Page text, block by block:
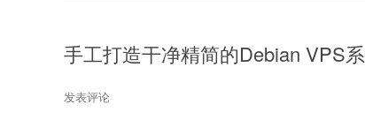
手工打造干净精简的Debian VPS
发表评论